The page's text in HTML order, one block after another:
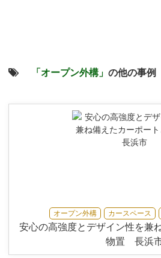
「オープン外構」 の他の事例
オープン外構 カースペース
安心の高強度とデザイン性を兼
物置 長浜